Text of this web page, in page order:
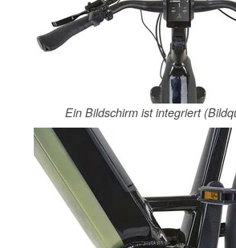
Ein Bildschirm ist integriert